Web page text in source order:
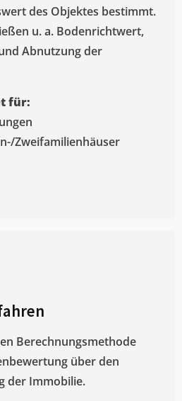
des Objektes bestimmt.
u. a. Bodenrichtwert,
Abnutzung der
für:
Zweifamilienhäuser
Berechnungsmethode
über den
der Immobilie.